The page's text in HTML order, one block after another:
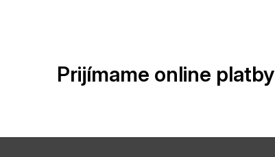
Prijímame online platby